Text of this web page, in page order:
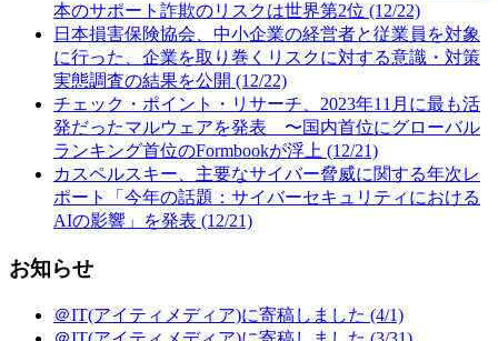
本のサポート詐欺のリスクは世界第2位 (12/22)
日本損害保険協会、中小企業の経営者と従業員を対象
に行った、企業を取り巻くリスクに対する意識・対策
実態調査の結果を公開 (12/22)
チェック・ポイント・リサーチ、2023年11月に最も活
発だったマルウェアを発表 〜国内首位にグローバル
ランキング首位のFormbookが浮上 (12/21)
カスペルスキー、主要なサイバー脅威に関する年次レ
ポート「今年の話題：サイバーセキュリティにおける
AIの影響」を発表 (12/21)
お知らせ
＠IT(アイティメディア)に寄稿しました (4/1)